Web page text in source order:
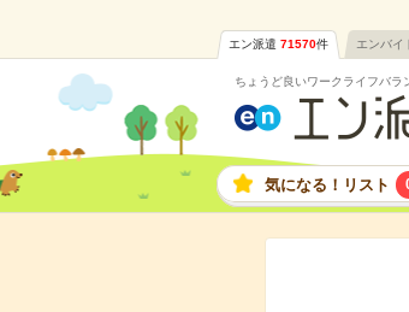
エン派遣 71570件 エンバイ
ちょうど良いワークライフバラ
気になる！リスト